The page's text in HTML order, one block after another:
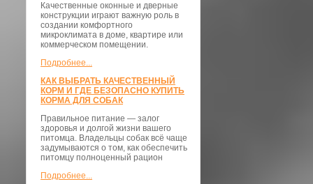
Качественные оконные и дверные
конструкции играют важную роль в
создании комфортного
микроклимата в доме, квартире или
коммерческом помещении.
Подробнее...
КАК ВЫБРАТЬ КАЧЕСТВЕННЫЙ
КОРМ И ГДЕ БЕЗОПАСНО КУПИТЬ
КОРМА ДЛЯ СОБАК
Правильное питание — залог
здоровья и долгой жизни вашего
питомца. Владельцы собак всё чаще
задумываются о том, как обеспечить
питомцу полноценный рацион
Подробнее...